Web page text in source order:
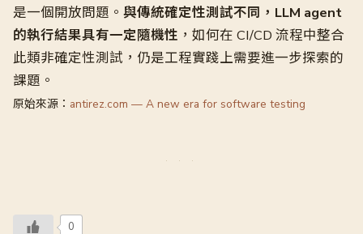
是一個開放問題。 與傳統確定性測試不同，LLM agent
的執行結果具有一定隨機性 ，如何在 CI/CD 流程中整合
此類非確定性測試，仍是工程實踐上需要進一步探索的
課題。
原始來源： antirez.com — A new era for software testing
0